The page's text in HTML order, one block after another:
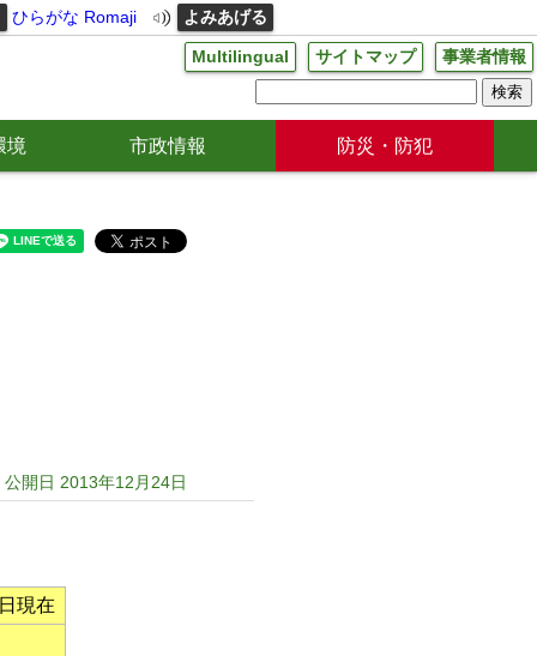
ひらがな Romaji よみあげる
Multilingual サイトマップ 事業者情報
境 市政情報 防災・防犯
公開日 2013年12月24日
現在